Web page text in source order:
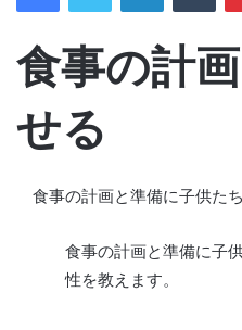
食事の計
せる
食事の計画と準備に子供た
食事の計画と準備に子
性を教えます。